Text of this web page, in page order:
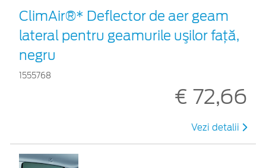
ClimAir®* Deflector de aer geam
lateral pentru geamurile uşilor faţă,
negru
1555768
€ 72,66
Vezi detalii